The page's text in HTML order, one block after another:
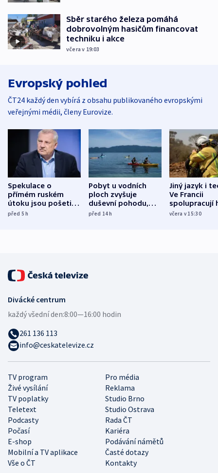
Sběr starého železa pomáhá
dobrovolným hasičům financovat
techniku i akce
včera v 19:03
Evropský pohled
ČT24 každý den vybírá z obsahu publikovaného evropskými
veřejnými médii, členy Eurovize.
Spekulace o
přímém ruském
útoku jsou pošetilé,
míní estonský
před 5h
Pobyt u vodních
ploch zvyšuje
duševní pohodu,
ukázala
před 14h
Jiný jazyk i
Ve Francii
spolupracují
různých zemí
včera v 15:30
TV program
Pro média
Živé vysílání
Reklama
TV poplatky
Studio Brno
Teletext
Studio Ostrava
Podcasty
Rada ČT
Počasí
Kariéra
E-shop
Podávání námětů
Mobilní a TV aplikace
Časté dotazy
Vše o ČT
Kontakty
Divácké centrum
každý všední den:8:00—16:00 hodin
261 136 113
info@ceskatelevize.cz